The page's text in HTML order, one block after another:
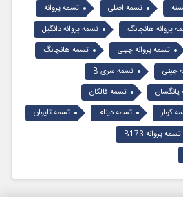
تسمه اصلی
تسمه پروانه
پروانه هانچانگ
تسمه پروانه دانگیل
تسمه پروانه چینی
تسمه هانچانگ
چینی
تسمه سری B
تسمه فالکان
کولر تسمه دینام
تسمه تایوان
تسمه پروانه B173